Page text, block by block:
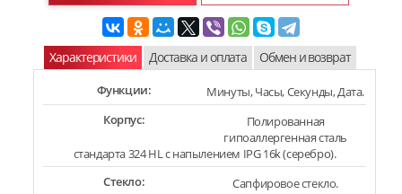
Характеристики Доставка и оплата Обмен и возврат
Функции:
Минуты, Часы, Секунды, Дата.
Корпус:
Полированная
гипоаллергенная сталь
стандарта 324 HL с напылением IPG 16k (серебро).
Стекло:
Сапфировое стекло.